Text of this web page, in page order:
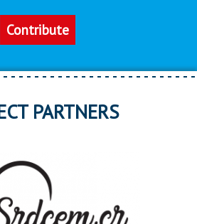
Contribute
PARTNERS